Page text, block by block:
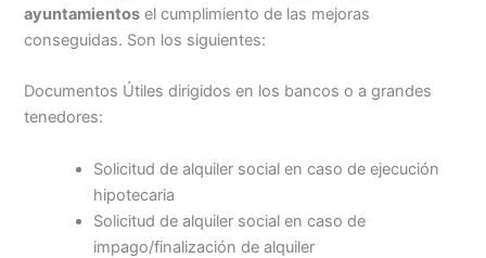
ayuntamientos el cumplimiento de las mejoras
conseguidas. Son los siguientes:
Documentos Útiles dirigidos en los bancos o a grandes
tenedores:
Solicitud de alquiler social en caso de ejecución
hipotecaria
Solicitud de alquiler social en caso de
impago/finalización de alquiler